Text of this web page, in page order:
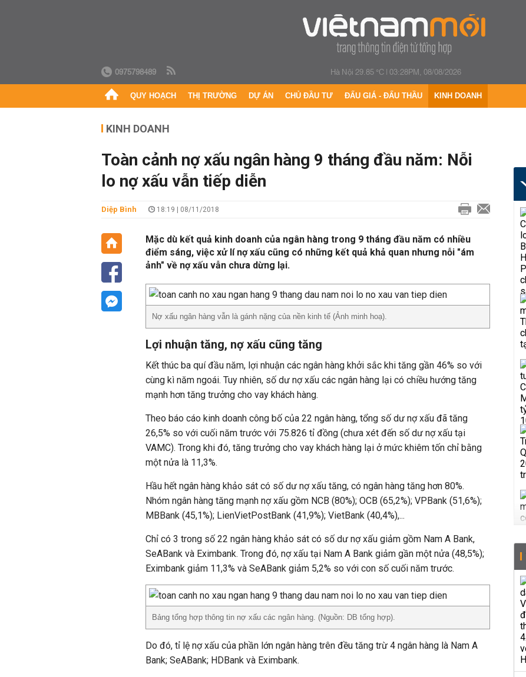
0975798489 Hà Nội 29.85 °C|03:28PM, 08/08/2026
QUY HOẠCH THỊ TRƯỜNG DỰ ÁN CHỦ ĐẦU TƯ ĐẤU GIÁ - ĐẤU THẦU KINH DOANH
KINH DOANH
Toàn cảnh nợ xấu ngân hàng 9 tháng đầu năm: Nỗi
lo nợ xấu vẫn tiếp diễn
Diệp Bình 18:19 | 08/11/2018
Mặc dù kết quả kinh doanh của ngân hàng trong 9 tháng đầu năm có nhiều
điểm sáng, việc xử lí nợ xấu cũng có những kết quả khả quan nhưng nỗi "ám
ảnh" về nợ xấu vẫn chưa dừng lại.
Nợ xấu ngân hàng vẫn là gánh nặng của nền kinh tế (Ảnh minh hoạ).
Lợi nhuận tăng, nợ xấu cũng tăng
Kết thúc ba quí đầu năm, lợi nhuận các ngân hàng khởi sắc khi tăng gần 46% so với
cùng kì năm ngoái. Tuy nhiên, số dư nợ xấu các ngân hàng lại có chiều hướng tăng
mạnh hơn tăng trưởng cho vay khách hàng.
Theo báo cáo kinh doanh công bố của 22 ngân hàng, tổng số dư nợ xấu đã tăng
26,5% so với cuối năm trước với 75.826 tỉ đồng (chưa xét đến số dư nợ xấu tại
VAMC). Trong khi đó, tăng trưởng cho vay khách hàng lại ở mức khiêm tốn chỉ bằng
một nửa là 11,3%.
Hầu hết ngân hàng khảo sát có số dư nợ xấu tăng, có ngân hàng tăng hơn 80%.
Nhóm ngân hàng tăng mạnh nợ xấu gồm NCB (80%); OCB (65,2%); VPBank (51,6%);
MBBank (45,1%); LienVietPostBank (41,9%); VietBank (40,4%),...
Chỉ có 3 trong số 22 ngân hàng khảo sát có số dư nợ xấu giảm gồm Nam A Bank,
SeABank và Eximbank. Trong đó, nợ xấu tại Nam A Bank giảm gần một nửa (48,5%);
Eximbank giảm 11,3% và SeABank giảm 5,2% so với con số cuối năm trước.
Bảng tổng hợp thông tin nợ xấu các ngân hàng. (Nguồn: DB tổng hợp).
Do đó, tỉ lệ nợ xấu của phần lớn ngân hàng trên đều tăng trừ 4 ngân hàng là Nam A
Bank; SeABank; HDBank và Eximbank.